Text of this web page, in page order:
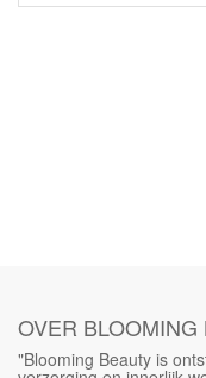
OVER BLOOMING
"Blooming Beauty is